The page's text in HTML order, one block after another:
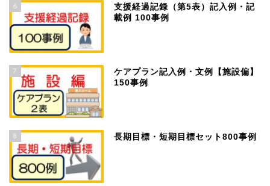
6
支援経過記録（第5表）記入例・記
載例 100事例
7
ケアプラン記入例・文例【施設偏】
150事例
8 長期目標・短期目標セット800事例